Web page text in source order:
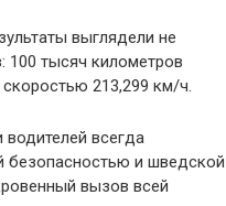
выглядели не
100 тысяч километров
213,299 км/ч.
всегда
безопасностью и шведской
вызов всей